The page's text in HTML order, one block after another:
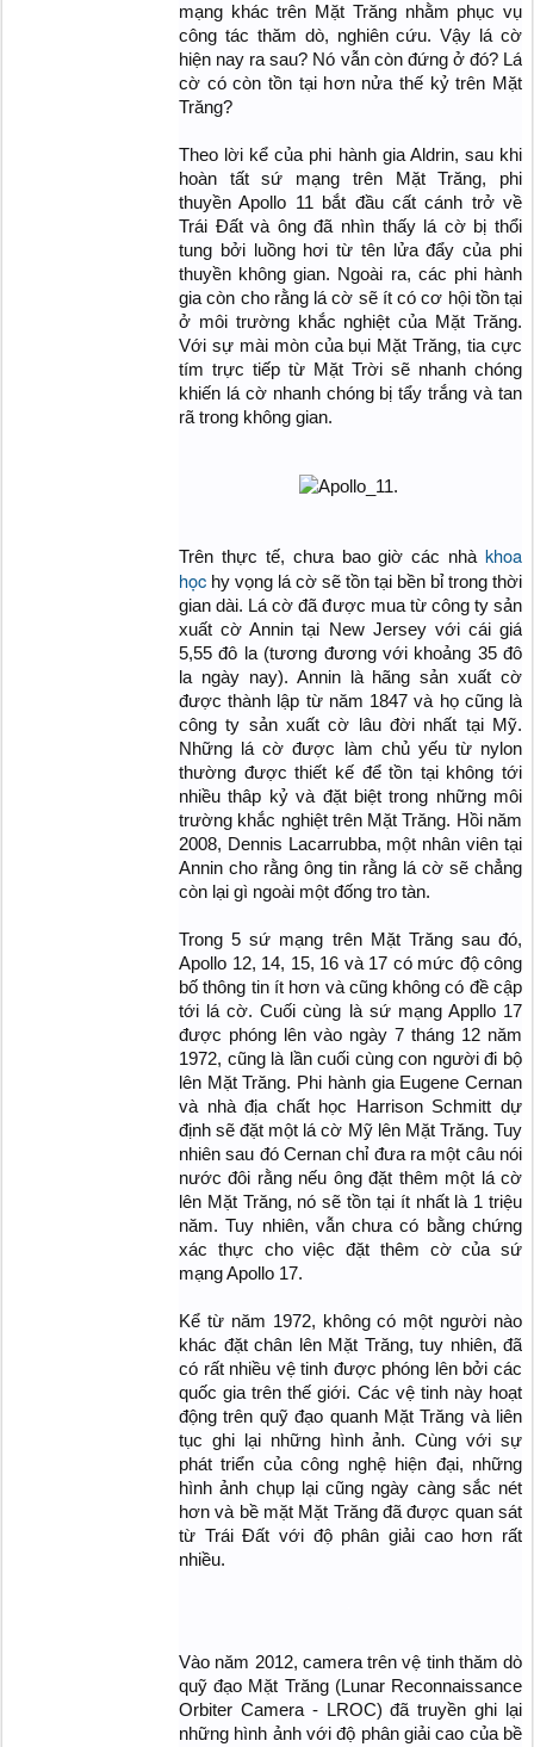
mạng khác trên Mặt Trăng nhằm phục vụ
công tác thăm dò, nghiên cứu. Vậy lá cờ
hiện nay ra sau? Nó vẫn còn đứng ở đó? Lá
cờ có còn tồn tại hơn nửa thế kỷ trên Mặt
Trăng?
Theo lời kể của phi hành gia Aldrin, sau khi
hoàn tất sứ mạng trên Mặt Trăng, phi
thuyền Apollo 11 bắt đầu cất cánh trở về
Trái Đất và ông đã nhìn thấy lá cờ bị thổi
tung bởi luồng hơi từ tên lửa đẩy của phi
thuyền không gian. Ngoài ra, các phi hành
gia còn cho rằng lá cờ sẽ ít có cơ hội tồn tại
ở môi trường khắc nghiệt của Mặt Trăng.
Với sự mài mòn của bụi Mặt Trăng, tia cực
tím trực tiếp từ Mặt Trời sẽ nhanh chóng
khiến lá cờ nhanh chóng bị tẩy trắng và tan
rã trong không gian.
Trên thực tế, chưa bao giờ các nhà khoa
học hy vọng lá cờ sẽ tồn tại bền bỉ trong thời
gian dài. Lá cờ đã được mua từ công ty sản
xuất cờ Annin tại New Jersey với cái giá
5,55 đô la (tương đương với khoảng 35 đô
la ngày nay). Annin là hãng sản xuất cờ
được thành lập từ năm 1847 và họ cũng là
công ty sản xuất cờ lâu đời nhất tại Mỹ.
Những lá cờ được làm chủ yếu từ nylon
thường được thiết kế để tồn tại không tới
nhiều thâp kỷ và đặt biệt trong những môi
trường khắc nghiệt trên Mặt Trăng. Hồi năm
2008, Dennis Lacarrubba, một nhân viên tại
Annin cho rằng ông tin rằng lá cờ sẽ chẳng
còn lại gì ngoài một đống tro tàn.
Trong 5 sứ mạng trên Mặt Trăng sau đó,
Apollo 12, 14, 15, 16 và 17 có mức độ công
bố thông tin ít hơn và cũng không có đề cập
tới lá cờ. Cuối cùng là sứ mạng Appllo 17
được phóng lên vào ngày 7 tháng 12 năm
1972, cũng là lần cuối cùng con người đi bộ
lên Mặt Trăng. Phi hành gia Eugene Cernan
và nhà địa chất học Harrison Schmitt dự
định sẽ đặt một lá cờ Mỹ lên Mặt Trăng. Tuy
nhiên sau đó Cernan chỉ đưa ra một câu nói
nước đôi rằng nếu ông đặt thêm một lá cờ
lên Mặt Trăng, nó sẽ tồn tại ít nhất là 1 triệu
năm. Tuy nhiên, vẫn chưa có bằng chứng
xác thực cho việc đặt thêm cờ của sứ
mạng Apollo 17.
Kể từ năm 1972, không có một người nào
khác đặt chân lên Mặt Trăng, tuy nhiên, đã
có rất nhiều vệ tinh được phóng lên bởi các
quốc gia trên thế giới. Các vệ tinh này hoạt
động trên quỹ đạo quanh Mặt Trăng và liên
tục ghi lại những hình ảnh. Cùng với sự
phát triển của công nghệ hiện đại, những
hình ảnh chụp lại cũng ngày càng sắc nét
hơn và bề mặt Mặt Trăng đã được quan sát
từ Trái Đất với độ phân giải cao hơn rất
nhiều.
Vào năm 2012, camera trên vệ tinh thăm dò
quỹ đạo Mặt Trăng (Lunar Reconnaissance
Orbiter Camera - LROC) đã truyền ghi lại
những hình ảnh với độ phân giải cao của bề